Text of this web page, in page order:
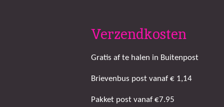
Verzendkosten
Gratis af te halen in Buitenpost
Brievenbus post vanaf € 1,14
Pakket post vanaf €7.95